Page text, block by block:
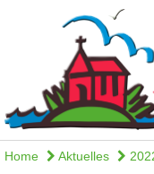
Home Aktuelles